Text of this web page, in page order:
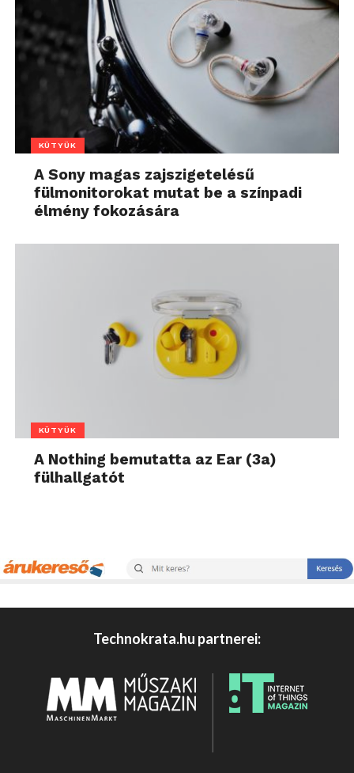
KÜTYÜK
A Sony magas zajszigetelésű
fülmonitorokat mutat be a színpadi
élmény fokozására
KÜTYÜK
A Nothing bemutatta az Ear (3a)
fülhallgatót
Technokrata.hu partnerei: